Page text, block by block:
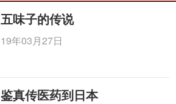
五味子的传说
19年03月27日
鉴真传医药到日本